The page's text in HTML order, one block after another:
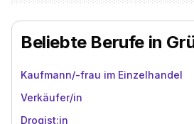
Beliebte Berufe in
Kaufmann/-frau im Einzelhandel
Verkäufer/in
Drogist:in